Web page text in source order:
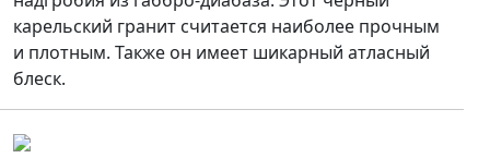
карельский гранит считается наиболее прочным
и плотным. Также он имеет шикарный атласный
блеск.